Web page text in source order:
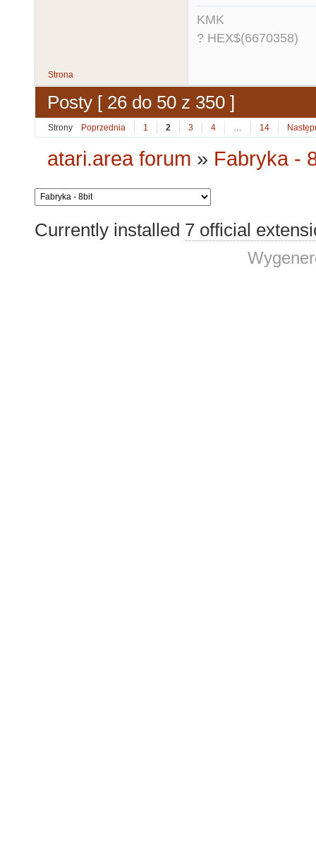
KMK
? HEX$(6670358)
Strona
Posty [ 26 do 50 z 350 ]
Strony Poprzednia 1 2 3 4 … 14
atari.area forum » Fabryka -
Currently installed 7 official